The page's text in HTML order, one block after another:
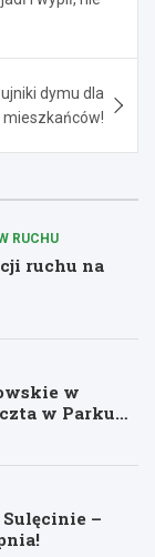
dymu dla
mieszkańców!
RUCHU
ruchu na
w
w Parku
–